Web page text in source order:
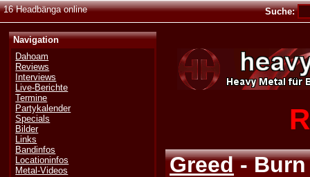
16 Headbänga online Suche:
Navigation
Dahoam
Reviews
Interviews
Live-Berichte
Termine
Partykalender
Specials
Bilder
Links
Bandinfos
Locationinfos
Metal-Videos
Greed- Burn